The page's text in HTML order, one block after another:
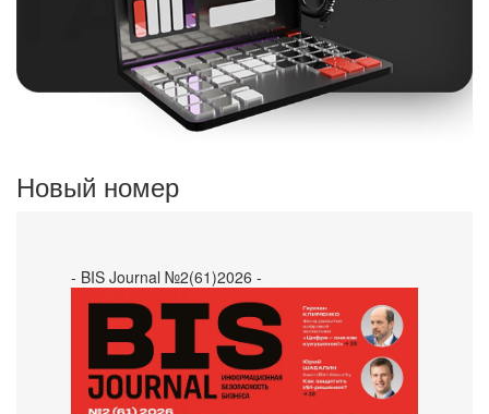
Новый номер
- BIS Journal №2(61)2026 -